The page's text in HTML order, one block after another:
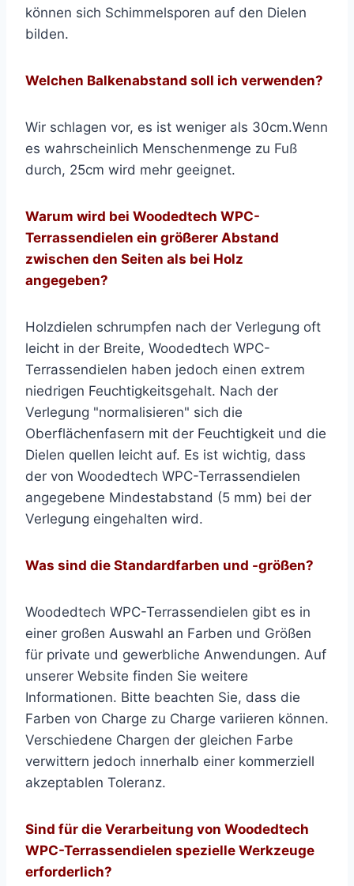
können sich Schimmelsporen auf den Dielen
bilden.
Welchen Balkenabstand soll ich verwenden?
Wir schlagen vor, es ist weniger als 30cm.Wenn
es wahrscheinlich Menschenmenge zu Fuß
durch, 25cm wird mehr geeignet.
Warum wird bei Woodedtech WPC-
Terrassendielen ein größerer Abstand
zwischen den Seiten als bei Holz
angegeben?
Holzdielen schrumpfen nach der Verlegung oft
leicht in der Breite, Woodedtech WPC-
Terrassendielen haben jedoch einen extrem
niedrigen Feuchtigkeitsgehalt. Nach der
Verlegung "normalisieren" sich die
Oberflächenfasern mit der Feuchtigkeit und die
Dielen quellen leicht auf. Es ist wichtig, dass
der von Woodedtech WPC-Terrassendielen
angegebene Mindestabstand (5 mm) bei der
Verlegung eingehalten wird.
Was sind die Standardfarben und -größen?
Woodedtech WPC-Terrassendielen gibt es in
einer großen Auswahl an Farben und Größen
für private und gewerbliche Anwendungen. Auf
unserer Website finden Sie weitere
Informationen. Bitte beachten Sie, dass die
Farben von Charge zu Charge variieren können.
Verschiedene Chargen der gleichen Farbe
verwittern jedoch innerhalb einer kommerziell
akzeptablen Toleranz.
Sind für die Verarbeitung von Woodedtech
WPC-Terrassendielen spezielle Werkzeuge
erforderlich?